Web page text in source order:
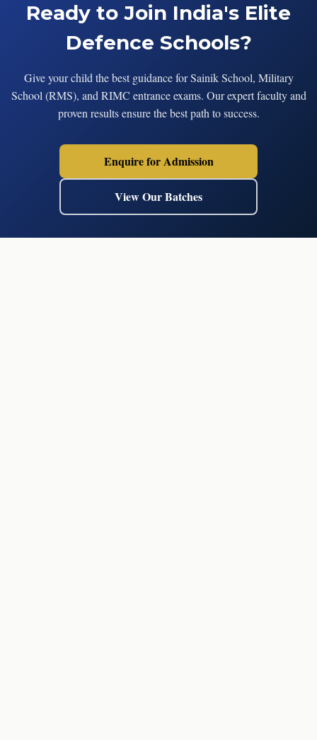
Ready to Join India's Elite
Defence Schools?
Give your child the best guidance for Sainik School, Military
School (RMS), and RIMC entrance exams. Our expert faculty and
proven results ensure the best path to success.
Enquire for Admission
View Our Batches